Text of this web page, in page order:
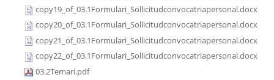
copy19_of_03.1Formulari_Sollicitudconvocatriapersonal.docx
copy20_of_03.1Formulari_Sollicitudconvocatriapersonal.docx
copy21_of_03.1Formulari_Sollicitudconvocatriapersonal.docx
copy22_of_03.1Formulari_Sollicitudconvocatriapersonal.docx
03.2Temari.pdf